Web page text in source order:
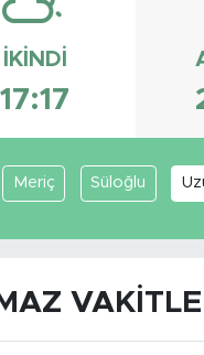
İKINDI
17:17
Meriç Süloğlu